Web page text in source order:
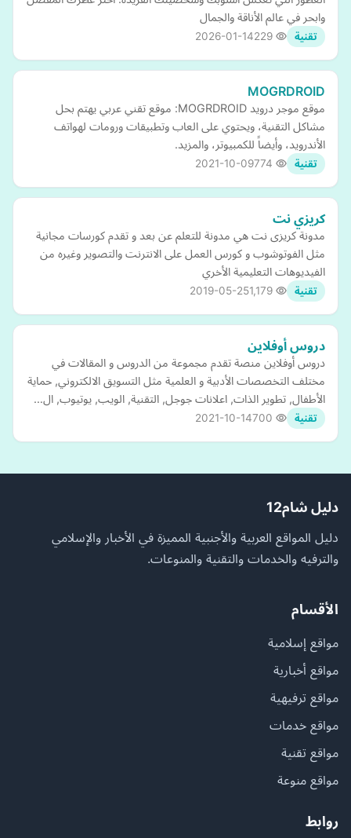
وابحر في عالم الأناقة والجمال
تقنية 2026-01-14
MOGRDROID
موقع موجر درويد MOGRDROID: موقع تقني عربي يهتم بحل
مشاكل التقنية، ويحتوي على العاب وتطبيقات ورومات لهواتف
الأندرويد، وأيضاً للكمبيوتر، والمزيد.
تقنية 2021-10-09
كريزي نت
مدونة كريزى نت هي مدونة للتعلم عن بعد و تقدم كورسات مجانية
مثل الفوتوشوب و كورس العمل على الانترنت والتصوير وغيره من
الفيديوهات التعليمية الأخري
تقنية 2019-05-25
دروس أوفلاين
دروس أوفلاين منصة تقدم مجموعة من الدروس و المقالات في
مختلف التخصصات الأدبية و العلمية مثل التسويق الالكتروني, حماية
الأطفال, تطوير الذات, اعلانات جوجل, التقنية, الويب, يوتيوب, ال…
تقنية 2021-10-14
دليل شام12
دليل المواقع العربية والأجنبية المميزة في الأخبار والإسلامي
والترفيه والخدمات والتقنية والمنوعات.
الأقسام
مواقع إسلامية
مواقع أخبارية
مواقع ترفيهية
مواقع خدمات
مواقع تقنية
مواقع منوعة
روابط